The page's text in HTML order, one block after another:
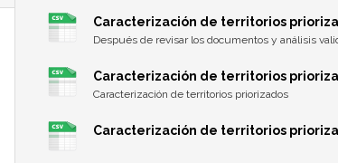
Caracterización de territorios
Después de revisar los documentos y análisis
Caracterización de territorios
Caracterización de territorios priorizados
Caracterización de territorios